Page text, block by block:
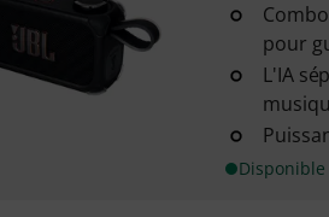
pour
L'IA